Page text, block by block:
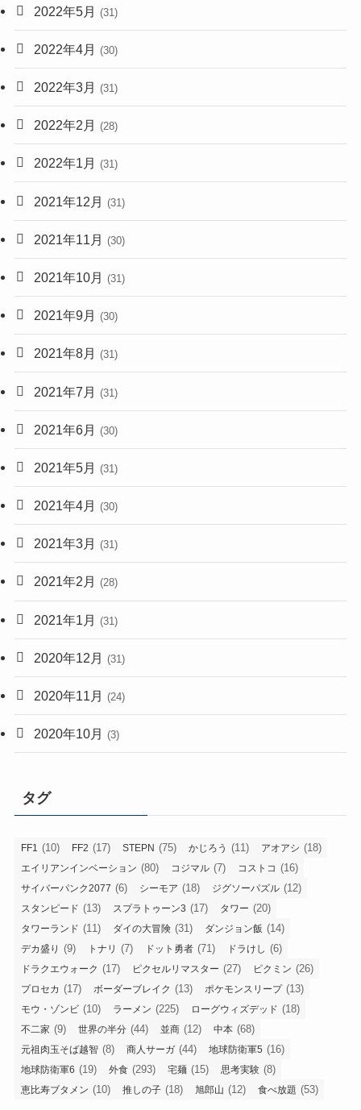
2022年5月 (31)
2022年4月 (30)
2022年3月 (31)
2022年2月 (28)
2022年1月 (31)
2021年12月 (31)
2021年11月 (30)
2021年10月 (31)
2021年9月 (30)
2021年8月 (31)
2021年7月 (31)
2021年6月 (30)
2021年5月 (31)
2021年4月 (30)
2021年3月 (31)
2021年2月 (28)
2021年1月 (31)
2020年12月 (31)
2020年11月 (24)
2020年10月 (3)
タグ
FF1 (10) FF2 (17) STEPN (75) かじろう (11) アオアシ (18)
エイリアンインベーション (80) コジマル (7) コストコ (16)
サイバーパンク2077 (6) シーモア (18) ジグソーパズル (12)
スタンピード (13) スプラトゥーン3 (17) タワー (20)
タワーランド (11) ダイの大冒険 (31) ダンジョン飯 (14)
デカ盛り (9) トナリ (7) ドット勇者 (71) ドラけし (6)
ドラクエウォーク (17) ピクセルリマスター (27) ピクミン (26)
プロセカ (17) ボーダーブレイク (13) ポケモンスリープ(13)
モウ・ゾンビ (10) ラーメン (225) ローグウィズデッド (18)
不二家 (9) 世界の半分 (44) 並商 (12) 中本 (68)
元祖肉玉そば越智 (8) 商人サーガ (44) 地球防衛軍5 (16)
地球防衛軍6 (19) 外食 (293) 宅麺 (15) 思考実験 (8)
恵比寿ブタメン (10) 推しの子 (18) 旭郎山 (12) 食べ放題 (53)